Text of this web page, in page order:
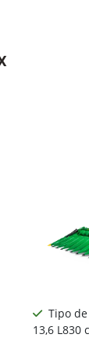
Tipo
13,6 L830